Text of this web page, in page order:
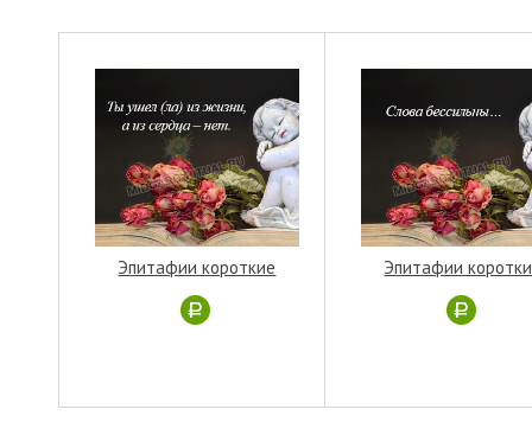
Эпитафии короткие Эпитафии